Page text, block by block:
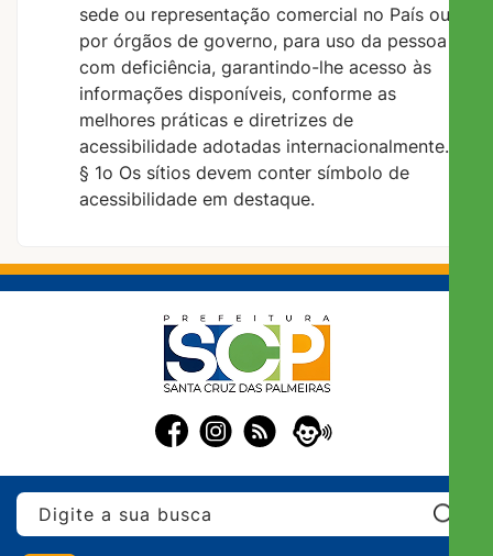
sede ou representação comercial no País ou
por órgãos de governo, para uso da pessoa
com deficiência, garantindo-lhe acesso às
informações disponíveis, conforme as
melhores práticas e diretrizes de
acessibilidade adotadas internacionalmente.
§ 1o Os sítios devem conter símbolo de
acessibilidade em destaque.